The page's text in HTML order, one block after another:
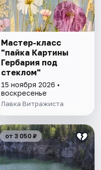
Мастер-класс
"пайка Картины
Гербария под
стеклом"
15 ноября 2026 •
воскресенье
Лавка Витражиста
от 3 050 ₽